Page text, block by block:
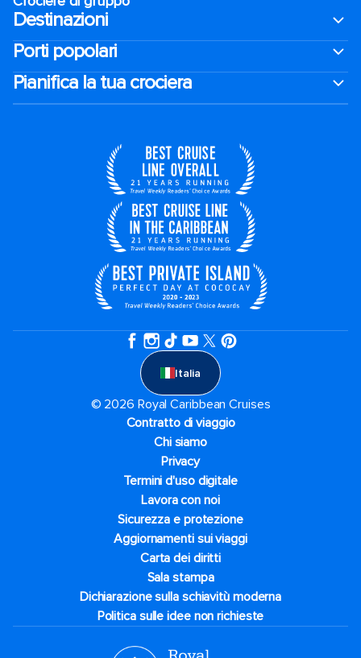
Destinazioni
Porti popolari
Pianifica la tua crociera
Italia
© 2026 Royal Caribbean Cruises
Contratto di viaggio
Chi siamo
Privacy
Termini d'uso digitale
Lavora con noi
Sicurezza e protezione
Aggiornamenti sui viaggi
Carta dei diritti
Sala stampa
Dichiarazione sulla schiavitù moderna
Politica sulle idee non richieste